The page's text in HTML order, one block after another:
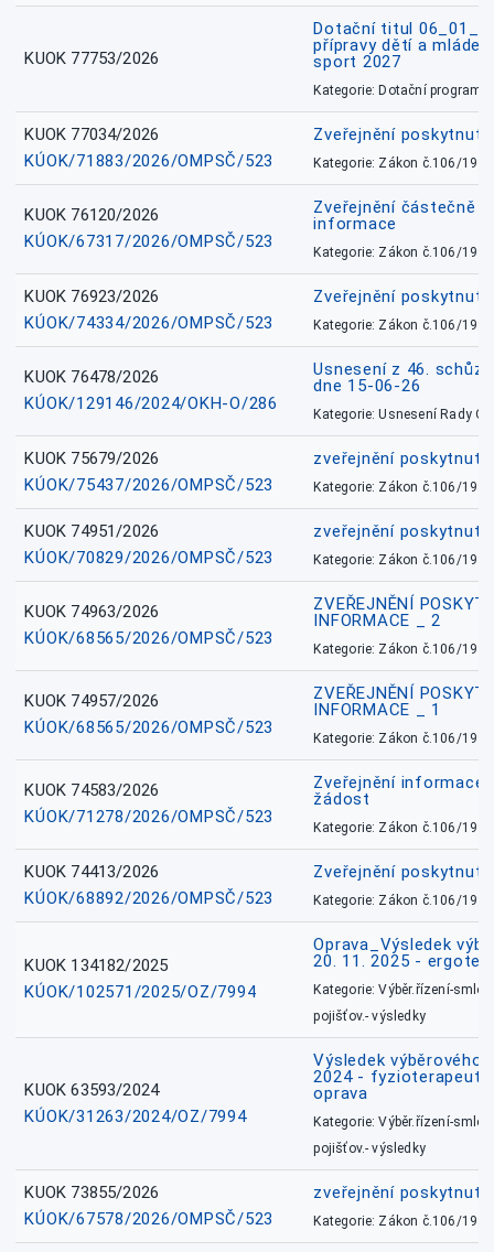
KUOK 77753/2026
Dotační titul
přípravy dětí a
sport 2027
Kategorie: Dotační
KUOK 77034/2026
KÚOK/71883/2026/OMPSČ/523
Zveřejnění
Kategorie: Zákon č.106/1999
KUOK 76120/2026
KÚOK/67317/2026/OMPSČ/523
Zveřejnění částečně
informace
Kategorie: Zákon č.106/1999
KUOK 76923/2026
KÚOK/74334/2026/OMPSČ/523
Zveřejnění
Kategorie: Zákon č.106/1999
KUOK 76478/2026
KÚOK/129146/2024/OKH-O/286
Usnesení z 46.
dne 15-06-26
Kategorie: Usnesení Rady
KUOK 75679/2026
KÚOK/75437/2026/OMPSČ/523
zveřejnění
Kategorie: Zákon č.106/1999
KUOK 74951/2026
KÚOK/70829/2026/OMPSČ/523
zveřejnění
Kategorie: Zákon č.106/1999
KUOK 74963/2026
KÚOK/68565/2026/OMPSČ/523
ZVEŘEJNĚNÍ
INFORMACE _ 2
Kategorie: Zákon č.106/1999
KUOK 74957/2026
KÚOK/68565/2026/OMPSČ/523
ZVEŘEJNĚNÍ
INFORMACE _ 1
Kategorie: Zákon č.106/1999
KUOK 74583/2026
KÚOK/71278/2026/OMPSČ/523
Zveřejnění informace
žádost
Kategorie: Zákon č.106/1999
KUOK 74413/2026
KÚOK/68892/2026/OMPSČ/523
Zveřejnění
Kategorie: Zákon č.106/1999
KUOK 134182/2025
KÚOK/102571/2025/OZ/7994
Oprava_Výsledek
20. 11. 2025 -
Kategorie: Výběr.řízení-
pojišťov.- výsledky
KUOK 63593/2024
KÚOK/31263/2024/OZ/7994
Výsledek výběrového
2024 - fyzioterapeut,
oprava
Kategorie: Výběr.řízení-
pojišťov.- výsledky
KUOK 73855/2026
KÚOK/67578/2026/OMPSČ/523
zveřejnění
Kategorie: Zákon č.106/1999